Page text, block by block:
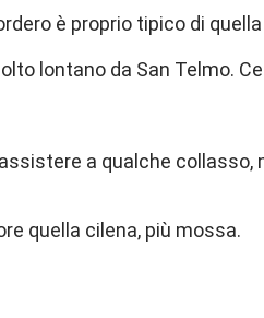
è proprio tipico di quella
lontano da San Telmo.
a qualche collasso,
quella cilena, più mossa.